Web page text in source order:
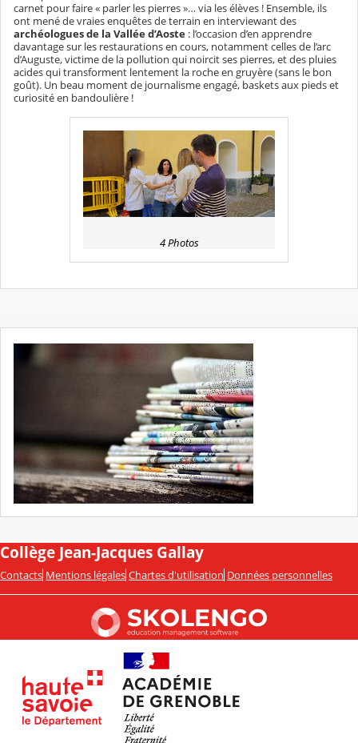
carnet pour faire « parler les pierres »… via les élèves ! Ensemble, ils
ont mené de vraies enquêtes de terrain en interviewant des
archéologues de la Vallée d’Aoste : l’occasion d’en apprendre
davantage sur les restaurations en cours, notamment celles de l’arc
d’Auguste, victime de la pollution qui noircit ses pierres, et des pluies
acides qui transforment lentement la roche en gruyère (sans le bon
goût). Un beau moment de journalisme engagé, baskets aux pieds et
curiosité en bandoulière !
4 Photos
Collège Jean-Jacques Gallay
Contacts Mentions légales Chartes d'utilisation Données personnelles